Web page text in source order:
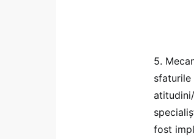
5.
sfaturile
fost